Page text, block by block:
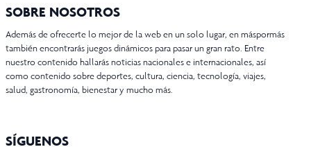
SOBRE NOSOTROS
Además de ofrecerte lo mejor de la web en un solo lugar, en máspormás
también encontrarás juegos dinámicos para pasar un gran rato. Entre
nuestro contenido hallarás noticias nacionales e internacionales, así
como contenido sobre deportes, cultura, ciencia, tecnología, viajes,
salud, gastronomía, bienestar y mucho más.
SÍGUENOS